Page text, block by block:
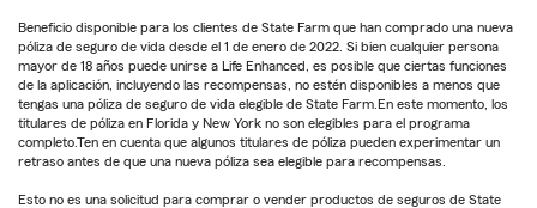
Beneficio disponible para los clientes de State Farm que han comprado una nueva
póliza de seguro de vida desde el 1 de enero de 2022. Si bien cualquier persona
mayor de 18 años puede unirse a Life Enhanced, es posible que ciertas funciones
de la aplicación, incluyendo las recompensas, no estén disponibles a menos que
tengas una póliza de seguro de vida elegible de State Farm.En este momento, los
titulares de póliza en Florida y New York no son elegibles para el programa
completo.Ten en cuenta que algunos titulares de póliza pueden experimentar un
retraso antes de que una nueva póliza sea elegible para recompensas.
Esto no es una solicitud para comprar o vender productos de seguros de State